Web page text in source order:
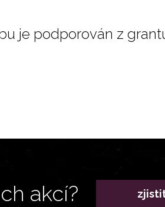
je podporován z
akcí?